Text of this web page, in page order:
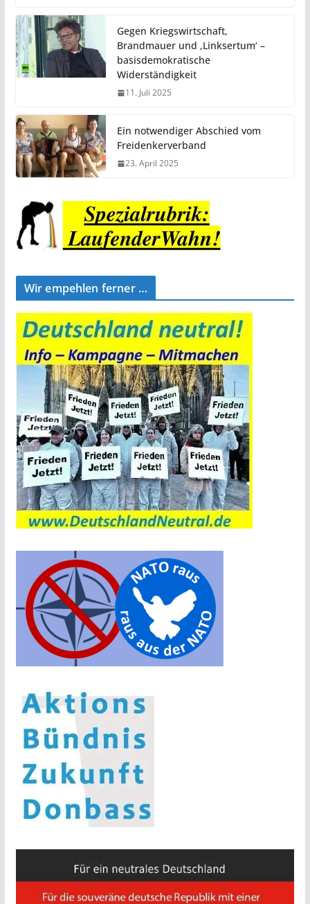
Gegen Kriegswirtschaft,
Brandmauer und ‚Linksertum‘ –
basisdemokratische
Widerständigkeit
11. Juli 2025
Ein notwendiger Abschied vom
Freidenkerverband
23. April 2025
Wir empehlen ferner …